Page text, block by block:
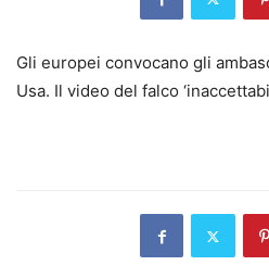
Gli europei convocano gli
Usa. Il video del falco